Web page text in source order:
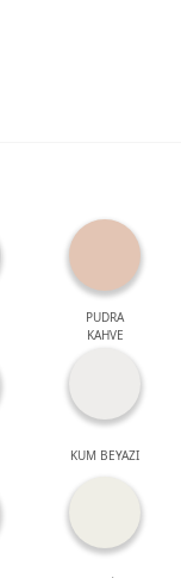
PUDRA
KAHVE
KUM BEYAZI